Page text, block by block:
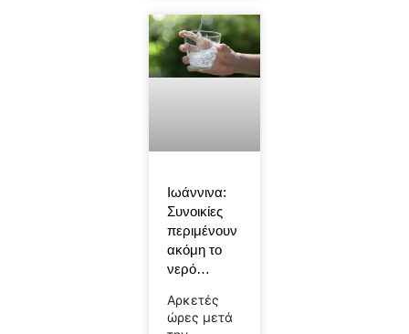
Ιωάννινα:
Συνοικίες
περιμένουν
ακόμη το
νερό…
Αρκετές
ώρες μετά